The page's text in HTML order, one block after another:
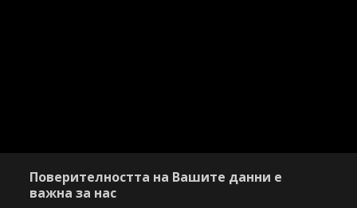
Поверителността на Вашите данни е
важна за нас